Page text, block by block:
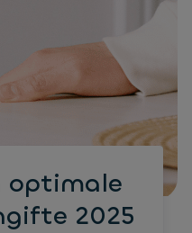
optimale
2025